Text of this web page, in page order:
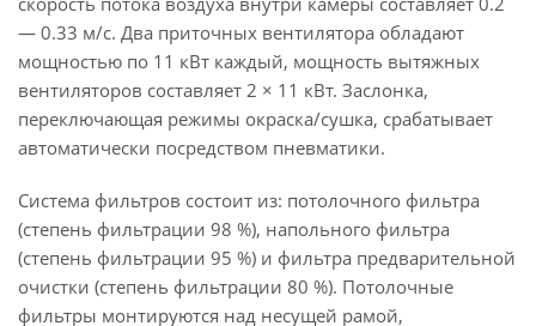
— 0.33 м/с. Два приточных вентилятора обладают
мощностью по 11 кВт каждый, мощность вытяжных
вентиляторов составляет 2 × 11 кВт. Заслонка,
переключающая режимы окраска/сушка, срабатывает
автоматически посредством пневматики.
Система фильтров состоит из: потолочного фильтра
(степень фильтрации 98 %), напольного фильтра
(степень фильтрации 95 %) и фильтра предварительной
очистки (степень фильтрации 80 %). Потолочные
фильтры монтируются над несущей рамой,